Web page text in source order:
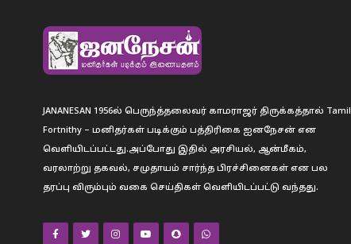
JANANESAN 1956ல் பெருந்த்தலைவர் காமராஜர் திருக்கத்தால் Tamil
Fortnithy – மனிதர்கள் படிக்கும் பத்திரிகை ஐனநேசன் என
வெளியிடப்பட்டது.அப்போது இதில் அரசியல், ஆன்மீகம்,
வரலாற்று தகவல், சமுதாயம் சார்ந்த பிரச்சினைகள் என பல
தரப்பு விரும்பும் வகை செய்திகள் வெளியிடப்பட்டு வந்தது.